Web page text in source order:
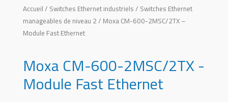
Accueil / Switches Ethernet industriels / Switches Ethernet
manageables de niveau 2 / Moxa CM-600-2MSC/2TX –
Module Fast Ethernet
Moxa CM-600-2MSC/2TX -
Module Fast Ethernet